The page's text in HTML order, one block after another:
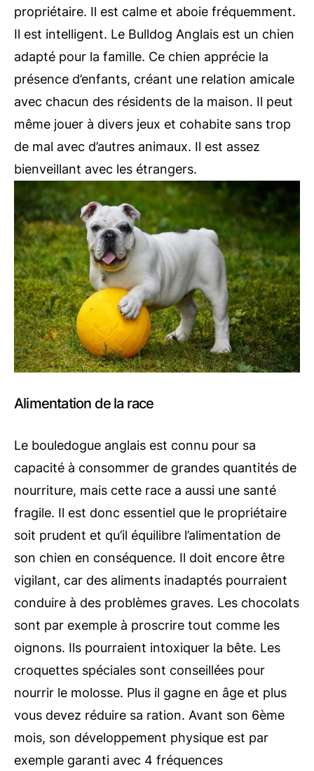
propriétaire. Il est calme et aboie fréquemment.
Il est intelligent. Le Bulldog Anglais est un chien
adapté pour la famille. Ce chien apprécie la
présence d’enfants, créant une relation amicale
avec chacun des résidents de la maison. Il peut
même jouer à divers jeux et cohabite sans trop
de mal avec d’autres animaux. Il est assez
bienveillant avec les étrangers.
Alimentation de la race
Le bouledogue anglais est connu pour sa
capacité à consommer de grandes quantités de
nourriture, mais cette race a aussi une santé
fragile. Il est donc essentiel que le propriétaire
soit prudent et qu’il équilibre l’alimentation de
son chien en conséquence. Il doit encore être
vigilant, car des aliments inadaptés pourraient
conduire à des problèmes graves. Les chocolats
sont par exemple à proscrire tout comme les
oignons. Ils pourraient intoxiquer la bête. Les
croquettes spéciales sont conseillées pour
nourrir le molosse. Plus il gagne en âge et plus
vous devez réduire sa ration. Avant son 6ème
mois, son développement physique est par
exemple garanti avec 4 fréquences